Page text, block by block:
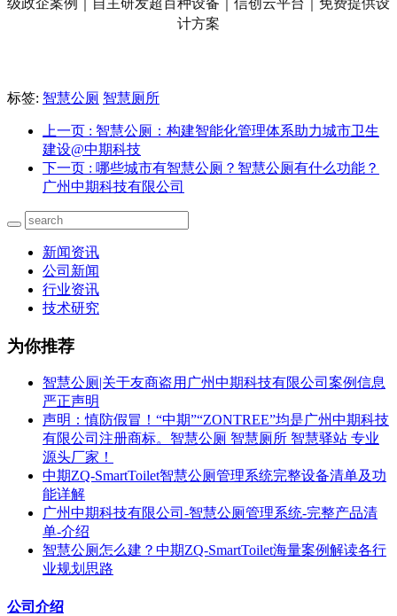
标签: 智慧公厕 智慧厕所
上一页 : 智慧公厕：构建智能化管理体系助力城市卫生
建设@中期科技
下一页 : 哪些城市有智慧公厕？智慧公厕有什么功能？
广州中期科技有限公司
新闻资讯
公司新闻
行业资讯
技术研究
为你推荐
智慧公厕|关于友商盗用广州中期科技有限公司案例信息
严正声明
声明：慎防假冒！“中期”“ZONTREE”均是广州中期科技
有限公司注册商标。智慧公厕 智慧厕所 智慧驿站 专业
源头厂家！
中期ZQ-SmartToilet智慧公厕管理系统完整设备清单及功
能详解
广州中期科技有限公司-智慧公厕管理系统-完整产品清
单-介绍
智慧公厕怎么建？中期ZQ-SmartToilet海量案例解读各行
业规划思路
公司介绍